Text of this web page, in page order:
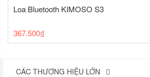
Loa Bluetooth KIMOSO S3
367.500₫
CÁC THƯƠNG HIỆU LỚN